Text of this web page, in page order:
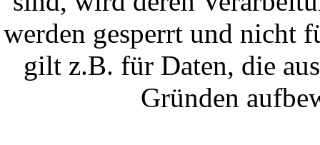
werden gesperrt und nicht
gilt z.B. für Daten, die
Gründen